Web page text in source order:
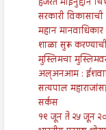
सरकारी
महान मानवाधिकार
शाळा सुरू
मुस्लिमचा
अल्अनआम :
सत्यपाल
सर्कस
१९ जून ते २५ जून